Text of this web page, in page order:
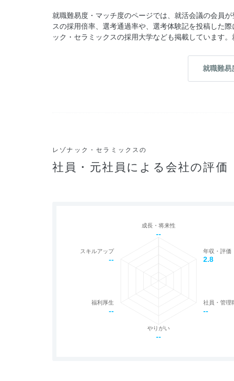
就職難易度・マッチ度のページでは、就活会議の会員
スの採用倍率、選考通過率や、選考体験記を投稿した
ック・セラミックスの採用大学なども掲載しています
就職難易
レゾナック・セラミックスの
社員・元社員による会社の評価
成長・将来性
--
年収・評価
2.8
社員・管理
--
やりがい
--
福利厚生
--
スキルアップ
--